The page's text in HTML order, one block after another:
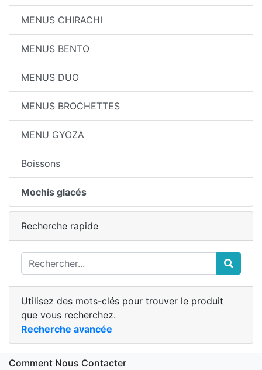
MENUS CHIRACHI
MENUS BENTO
MENUS DUO
MENUS BROCHETTES
MENU GYOZA
Boissons
Mochis glacés
Recherche rapide
Utilisez des mots-clés pour trouver le produit
que vous recherchez.
Recherche avancée
Comment Nous Contacter